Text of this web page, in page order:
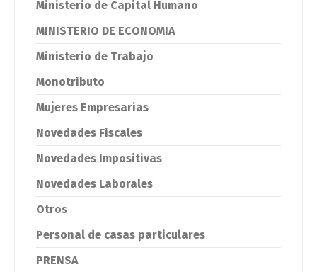
Ministerio de Capital Humano
MINISTERIO DE ECONOMIA
Ministerio de Trabajo
Monotributo
Mujeres Empresarias
Novedades Fiscales
Novedades Impositivas
Novedades Laborales
Otros
Personal de casas particulares
PRENSA